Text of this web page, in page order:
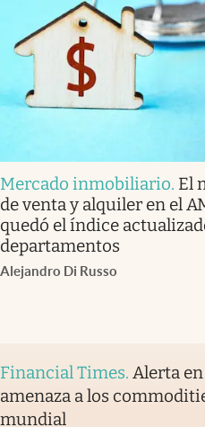
Mercado inmobiliario. El
de venta y alquiler en el
quedó el índice
departamentos
Alejandro Di Russo
Financial Times. Alerta
amenaza a los
mundial